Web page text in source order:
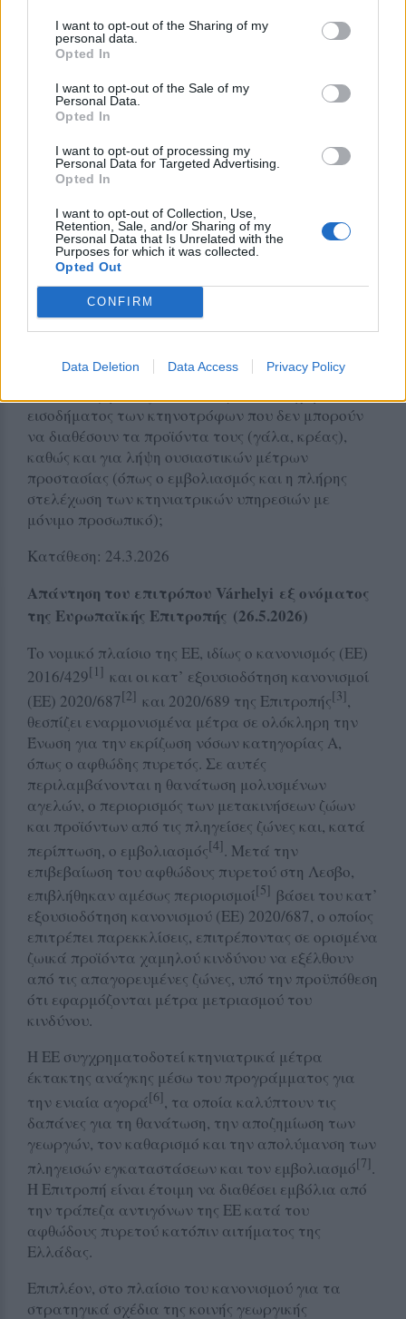
I want to opt-out of the Sharing of my
personal data.
Opted In
I want to opt-out of the Sale of my
Personal Data.
Opted In
I want to opt-out of processing my
Personal Data for Targeted Advertising.
Opted In
I want to opt-out of Collection, Use,
Retention, Sale, and/or Sharing of my
Personal Data that Is Unrelated with the
Purposes for which it was collected.
Opted Out
CONFIRM
Data Deletion Data Access Privacy Policy
αποκλεισμός της Λέσβου και η κυβέρνηση αρνείται
πεισματικά να προχωρήσει σε εμβολιασμούς, παρά
τις σαφείς συστάσεις και οδηγίες της EFSA.
Μοναδικό κριτήριο και στις δύο περιπτώσεις είναι
να μη διακινδυνεύσουν ούτε στο ελάχιστο τα
γαλακτοβιομηχανιών της φέτας.
1. Ισχύουν οι ισχυρισμοί της ελληνικής κυβέρνησης
ότι η ίδια η Ευρωπαϊκή Επιτροπή επέβαλε την
καθολική απαγόρευση εξόδου κάθε ζωοκομικού
προϊόντος, ακόμα και μεταποιημένου, από
ολόκληρο το νησί της Λέσβου;
άμεση και πλήρη αποζημίωση των πληγέντων στο
εισοδήματος των κτηνοτρόφων που δεν μπορούν
να διαθέσουν τα προϊόντα τους (γάλα, κρέας),
καθώς και για λήψη ουσιαστικών μέτρων
προστασίας (όπως ο εμβολιασμός και η πλήρης
στελέχωση των κτηνιατρικών υπηρεσιών με
μόνιμο προσωπικό);
Κατάθεση: 24.3.2026
Απάντηση του επιτρόπου Várhelyi εξ ονόματος
της Ευρωπαϊκής Επιτροπής (26.5.2026)
Το νομικό πλαίσιο της ΕΕ, ιδίως ο κανονισμός (ΕΕ)
2016/429[1] και οι κατ’ εξουσιοδότηση κανονισμοί
(ΕΕ) 2020/687[2] και 2020/689 της Επιτροπής[3],
θεσπίζει εναρμονισμένα μέτρα σε ολόκληρη την
Ένωση για την εκρίζωση νόσων κατηγορίας Α,
όπως ο αφθώδης πυρετός. Σε αυτές
περιλαμβάνονται η θανάτωση μολυσμένων
αγελών, ο περιορισμός των μετακινήσεων ζώων
και προϊόντων από τις πληγείσες ζώνες και, κατά
περίπτωση, ο εμβολιασμός[4]. Μετά την
επιβεβαίωση του αφθώδους πυρετού στη Λεσβο,
επιβλήθηκαν αμέσως περιορισμοί[5] βάσει του κατ’
εξουσιοδότηση κανονισμού (ΕΕ) 2020/687, ο οποίος
επιτρέπει παρεκκλίσεις, επιτρέποντας σε ορισμένα
ζωικά προϊόντα χαμηλού κινδύνου να εξέλθουν
από τις απαγορευμένες ζώνες, υπό την προϋπόθεση
ότι εφαρμόζονται μέτρα μετριασμού του
κινδύνου.
Η ΕΕ συγχρηματοδοτεί κτηνιατρικά μέτρα
έκτακτης ανάγκης μέσω του προγράμματος για
την ενιαία αγορά[6], τα οποία καλύπτουν τις
δαπάνες για τη θανάτωση, την αποζημίωση των
γεωργών, τον καθαρισμό και την απολύμανση των
πληγεισών εγκαταστάσεων και τον εμβολιασμό[7] .
Η Επιτροπή είναι έτοιμη να διαθέσει εμβόλια από
την τράπεζα αντιγόνων της ΕΕ κατά του
αφθώδους πυρετού κατόπιν αιτήματος της
Ελλάδας.
Επιπλέον, στο πλαίσιο του κανονισμού για τα
στρατηγικά σχέδια της κοινής γεωργικής